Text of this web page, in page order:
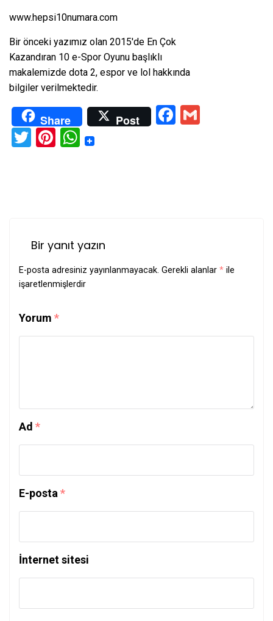
www.hepsi10numara.com
Bir önceki yazımız olan 2015'de En Çok
Kazandıran 10 e-Spor Oyunu başlıklı
makalemizde dota 2, espor ve lol hakkında
bilgiler verilmektedir.
Share Post Facebook
Twitter
Pinterest
WhatsApp
Bir yanıt yazın
E-posta adresiniz yayınlanmayacak. Gerekli alanlar * ile
işaretlenmişlerdir
Yorum *
Ad *
E-posta *
İnternet sitesi